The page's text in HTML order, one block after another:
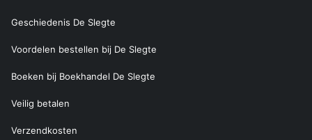
Geschiedenis De Slegte
Voordelen bestellen bij De Slegte
Boeken bij Boekhandel De Slegte
Veilig betalen
Verzendkosten